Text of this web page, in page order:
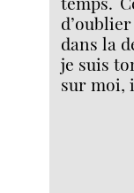
dans la
je suis
sur moi,